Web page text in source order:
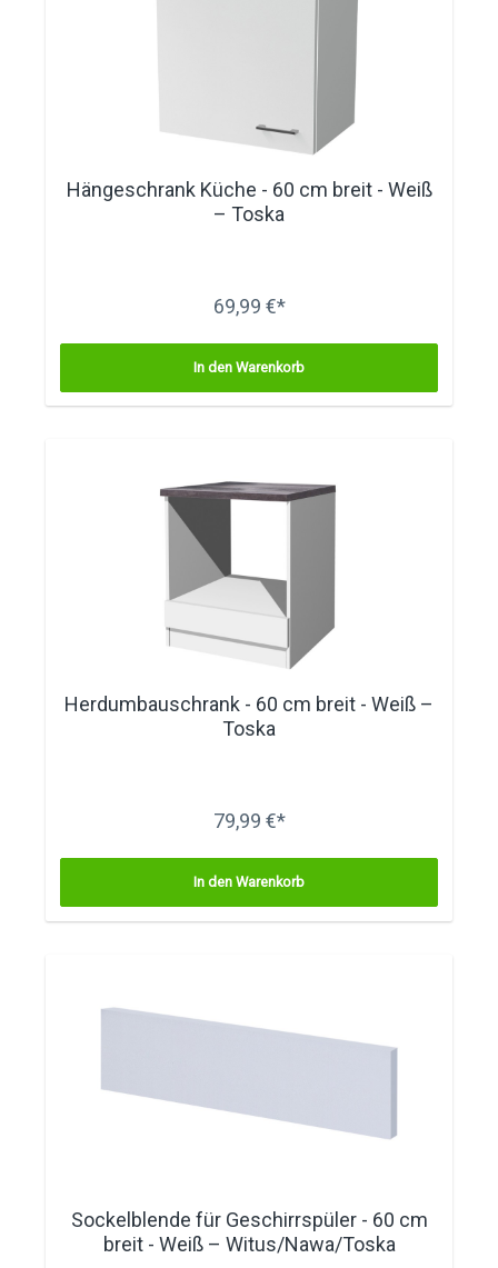
Hängeschrank Küche - 60 cm breit - Weiß
– Toska
69,99 €*
In den Warenkorb
Herdumbauschrank - 60 cm breit - Weiß –
Toska
79,99 €*
In den Warenkorb
Sockelblende für Geschirrspüler - 60 cm
breit - Weiß – Witus/Nawa/Toska